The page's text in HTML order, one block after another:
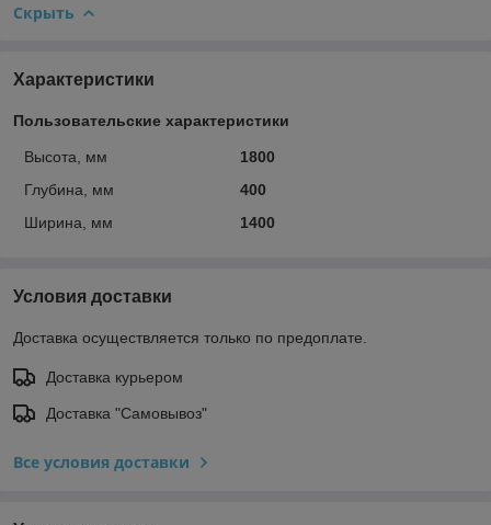
Скрыть
Характеристики
Пользовательские характеристики
Высота, мм
1800
Глубина, мм
400
Ширина, мм
1400
Условия доставки
Доставка осуществляется только по предоплате.
Доставка курьером
Доставка "Самовывоз"
Все условия доставки